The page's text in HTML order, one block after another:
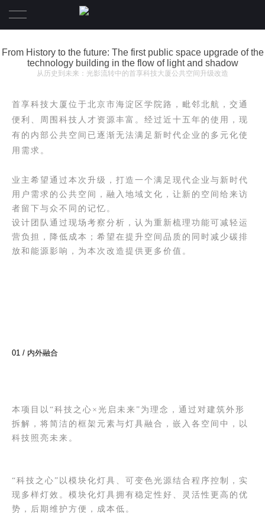
From History to the future: The first public space upgrade of the
technology building in the flow of light and shadow
从历史到未来：光影流转中的首享科技大厦公共空间升级改造
首享科技大厦位于北京市海淀区学院路，毗邻北航，交通
便利、周围科技人才资源丰富。经过近十五年的使用，现
有的内部公共空间已逐渐无法满足新时代企业的多元化使
用需求。
业主希望通过本次升级，打造一个满足现代企业与新时代
用户需求的公共空间，融入地域文化，让新的空间给来访
者留下与众不同的记忆。
设计团队通过现场考察分析，认为重新梳理功能可减轻运
营负担，降低成本；希望在提升空间品质的同时减少碳排
放和能源影响，为本次改造提供更多价值 。
01 / 内外融合
本项目以“科技之心×光启未来”为理念，通过对建筑外形
拆解，将简洁的框架元素与灯具融合，嵌入各空间中，以
科技照亮未来。
“科技之心”以模块化灯具、可变色光源结合程序控制，实
现多样灯效。模块化灯具拥有稳定性好、灵活性更高的优
势 ， 后期维护方便，成本低。
業務範圍
關於清石
關於事務所
關於設計師
清石作品
清石新聞
聯繫我們